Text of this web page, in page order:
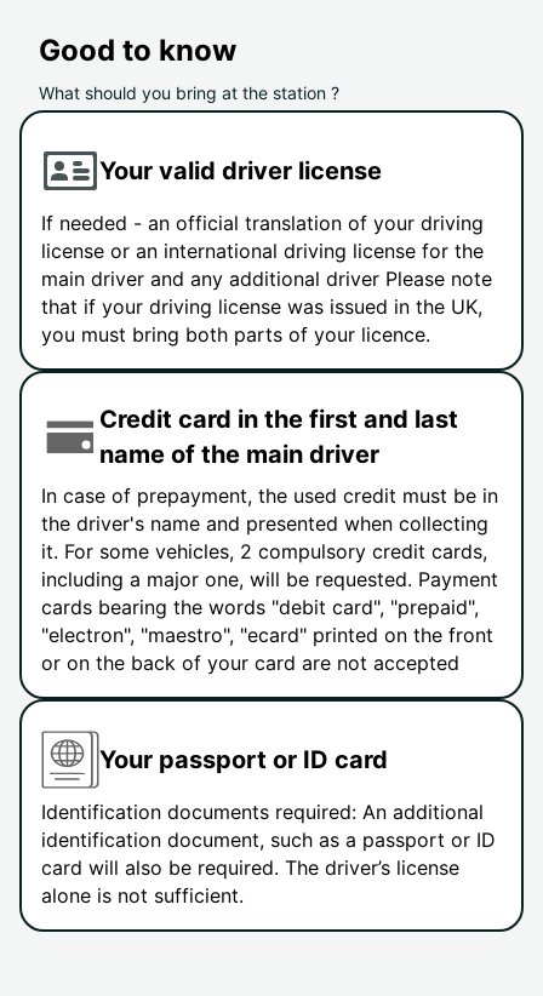
Good to know
What should you bring at the station ?
Your valid driver license
If needed - an official translation of your driving
license or an international driving license for the
main driver and any additional driver Please note
that if your driving license was issued in the UK,
you must bring both parts of your licence.
Credit card in the first and last
name of the main driver
In case of prepayment, the used credit must be in
the driver's name and presented when collecting
it. For some vehicles, 2 compulsory credit cards,
including a major one, will be requested. Payment
cards bearing the words "debit card", "prepaid",
"electron", "maestro", "ecard" printed on the front
or on the back of your card are not accepted
Your passport or ID card
Identification documents required: An additional
identification document, such as a passport or ID
card will also be required. The driver’s license
alone is not sufficient.